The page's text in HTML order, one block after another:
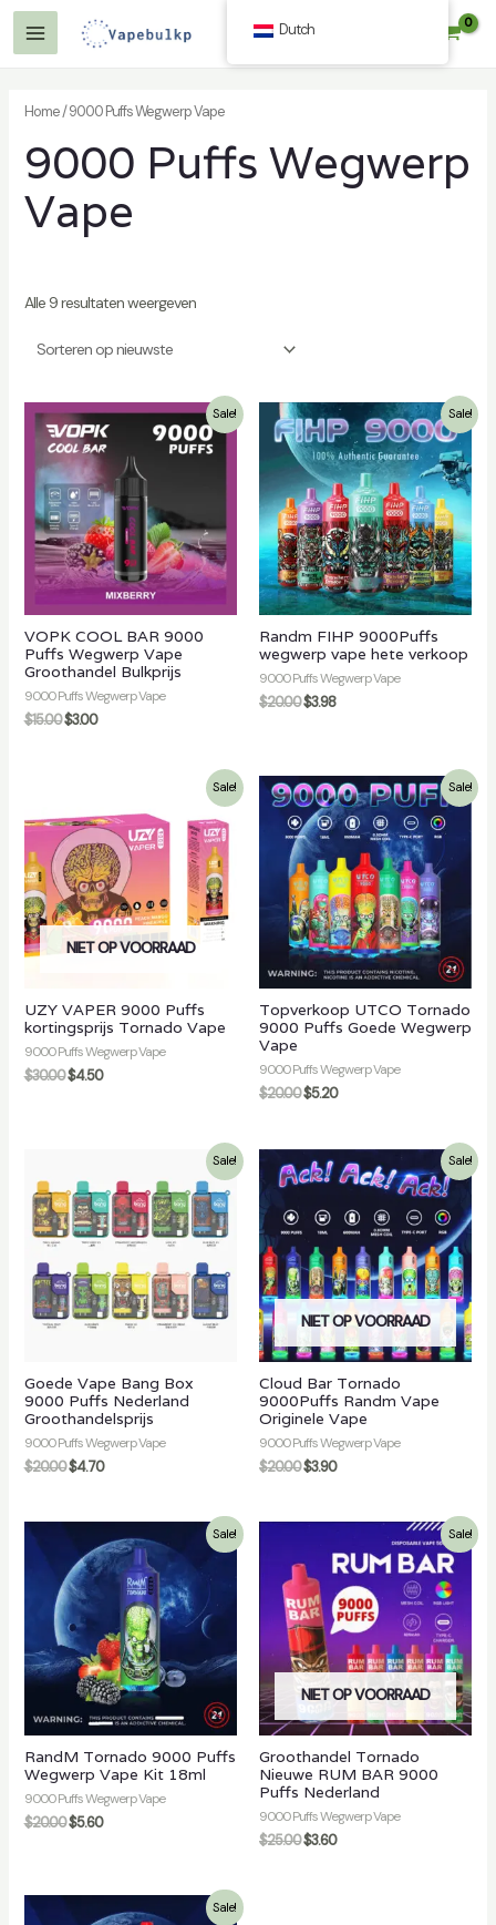
Spring
naarHoofdmenu
Home/ 9000 Puffs Wegwerp Vape
9000 Puffs Wegwerp
Vape
Alle 9 resultaten weergeven
Sale!
VOPK COOL BAR 9000
Puffs Wegwerp Vape
Groothandel Bulkprijs
9000 Puffs Wegwerp Vape
$15.00$3.00
Sale!
Randm FIHP 9000Puffs
wegwerp vape hete verkoop
9000 Puffs Wegwerp Vape
$20.00$3.98
Sale!
NIET OP VOORRAAD
UZY VAPER 9000 Puffs
kortingsprijs Tornado Vape
9000 Puffs Wegwerp Vape
$30.00$4.50
Sale!
Topverkoop UTCO Tornado
9000 Puffs Goede Wegwerp
Vape
9000 Puffs Wegwerp Vape
$20.00$5.20
Sale!
Goede Vape Bang Box
9000 Puffs Nederland
Groothandelsprijs
9000 Puffs Wegwerp Vape
$20.00$4.70
Sale!
NIET OP VOORRAAD
Cloud Bar Tornado
9000Puffs Randm Vape
Originele Vape
9000 Puffs Wegwerp Vape
$20.00$3.90
Sale!
RandM Tornado 9000 Puffs
Wegwerp Vape Kit 18ml
9000 Puffs Wegwerp Vape
$20.00$5.60
Sale!
NIET OP VOORRAAD
Groothandel Tornado
Nieuwe RUM BAR 9000
Puffs Nederland
9000 Puffs Wegwerp Vape
$25.00$3.60
Sale!
Dutch